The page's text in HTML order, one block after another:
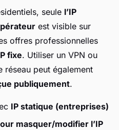
seule l’IP
est visible sur
offres professionnelles
fixe. Utiliser un VPN ou
peut également
publiquement.
IP statique (entreprises)
masquer/modifier l’IP